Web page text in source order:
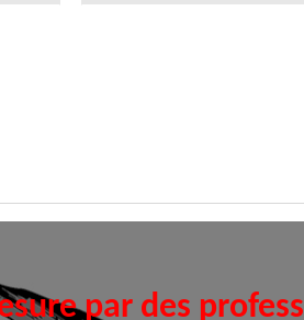
par des